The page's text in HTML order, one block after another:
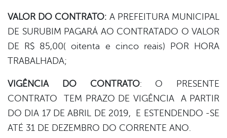
VALOR DO CONTRATO: A PREFEITURA MUNICIPAL
DE SURUBIM PAGARÁ AO CONTRATADO O VALOR
DE R$ 85,00( oitenta e cinco reais) POR HORA
TRABALHADA;
VIGÊNCIA DO CONTRATO: O PRESENTE
CONTRATO TEM PRAZO DE VIGÊNCIA A PARTIR
DO DIA 17 DE ABRIL DE 2019, E ESTENDENDO -SE
ATÉ 31 DE DEZEMBRO DO CORRENTE ANO.